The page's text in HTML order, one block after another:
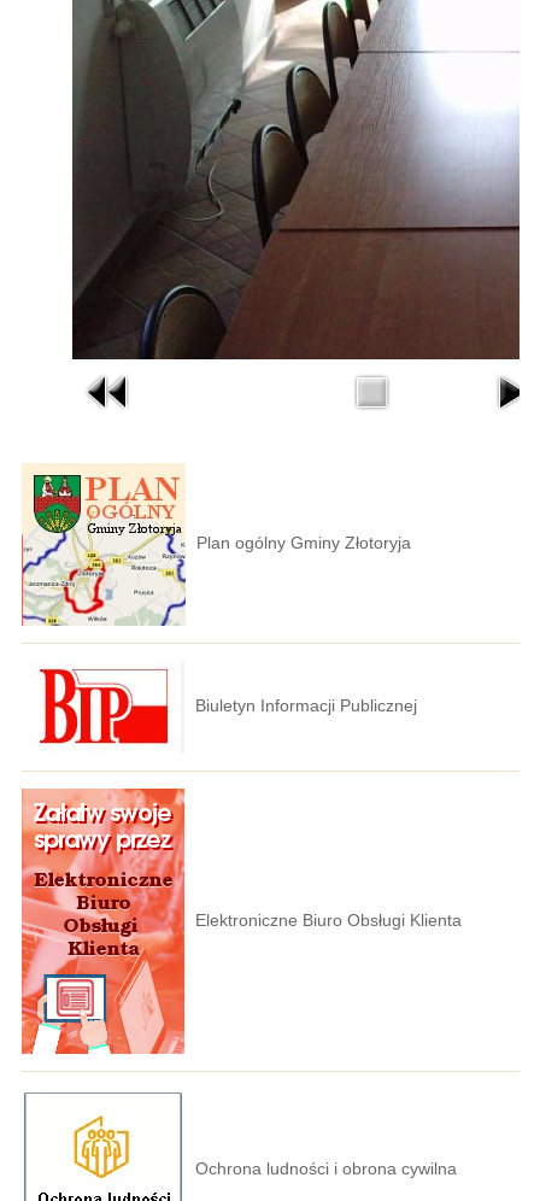
Plan ogólny Gminy Złotoryja
Biuletyn Informacji Publicznej
Elektroniczne Biuro Obsługi Klienta
Ochrona ludności i obrona cywilna